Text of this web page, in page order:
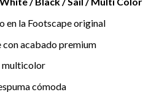
en la Footscape original
con acabado premium
multicolor
cómoda